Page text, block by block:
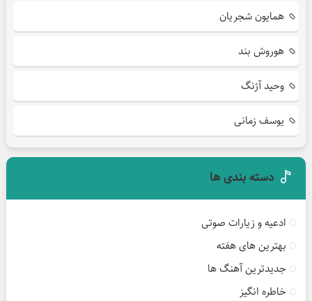
همایون شجریان
هوروش بند
وحید آژنگ
یوسف زمانی
دسته بندی ها
ادعیه و زیارات صوتی
بهترین های هفته
جدیدترین آهنگ ها
خاطره انگیز